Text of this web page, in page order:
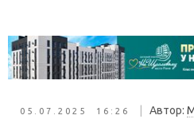
05.07.2025 16:26 Автор: